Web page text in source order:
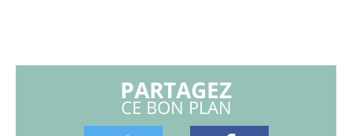
PARTAGEZ
CE BON PLAN